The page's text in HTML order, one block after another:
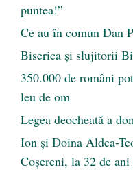
puntea!”
Ce au în comun Dan
Biserica și slujitorii
350.000 de români
leu de om
Legea deocheată a
Ion și Doina Aldea-
Coșereni, la 32 de